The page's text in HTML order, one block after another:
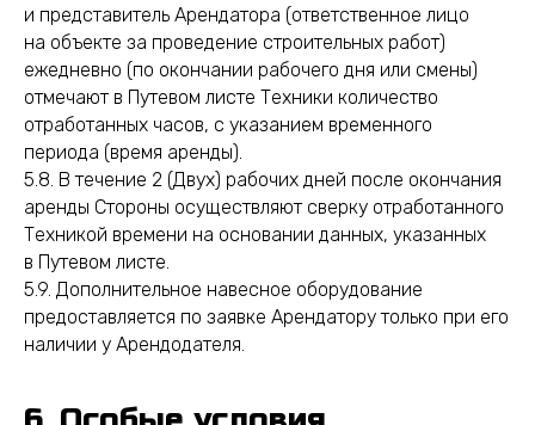
и представитель Арендатора (ответственное лицо
на объекте за проведение строительных работ)
ежедневно (по окончании рабочего дня или смены)
отмечают в Путевом листе Техники количество
отработанных часов, с указанием временного
периода (время аренды).
5.8. В течение 2 (Двух) рабочих дней после окончания
аренды Стороны осуществляют сверку отработанного
Техникой времени на основании данных, указанных
в Путевом листе.
5.9. Дополнительное навесное оборудование
предоставляется по заявке Арендатору только при его
наличии у Арендодателя.